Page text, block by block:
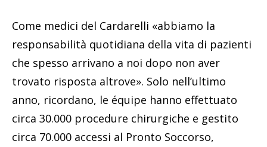
Come medici del Cardarelli «abbiamo la
responsabilità quotidiana della vita di pazienti
che spesso arrivano a noi dopo non aver
trovato risposta altrove». Solo nell’ultimo
anno, ricordano, le équipe hanno effettuato
circa 30.000 procedure chirurgiche e gestito
circa 70.000 accessi al Pronto Soccorso,